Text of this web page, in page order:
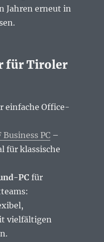
Jahren erneut in
für Tiroler
einfache Office-
Business PC –
für klassische
PC für
vielfältigen